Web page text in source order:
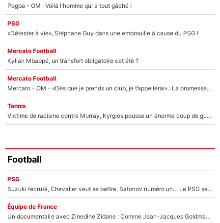
Pogba - OM : Voilà l'homme qui a tout gâché !
PSG
«Détester à vie», Stéphane Guy dans une embrouille à cause du PSG !
Mercato Football
Kylian Mbappé, un transfert obligatoire cet été ?
Mercato Football
Mercato - OM - «Dès que je prends un club, je t’appellerai» : La promesse de Marcelino au moment de claquer la porte
Tennis
Victime de racisme contre Murray, Kyrgios pousse un énorme coup de gueule !
Football
PSG
Suzuki recruté, Chevalier veut se battre, Safonov numéro un… Le PSG se lance encore dans un gros chantier pour le poste de gardien de but
Équipe de France
Un documentaire avec Zinedine Zidane : Comme Jean-Jacques Goldman et Mylène Farmer, le nouveau sélectionneur de l'équipe de France a recalé une journaliste très connue